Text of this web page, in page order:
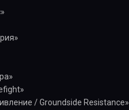
/ Groundside Resistance»